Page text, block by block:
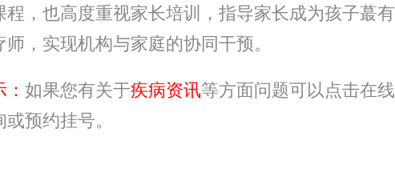
程，也高度重视家长培训，指导家长成为孩子蕞有
师，实现机构与家庭的协同干预。
如果您有关于疾病资讯等方面问题可以点击在线
预约挂号。